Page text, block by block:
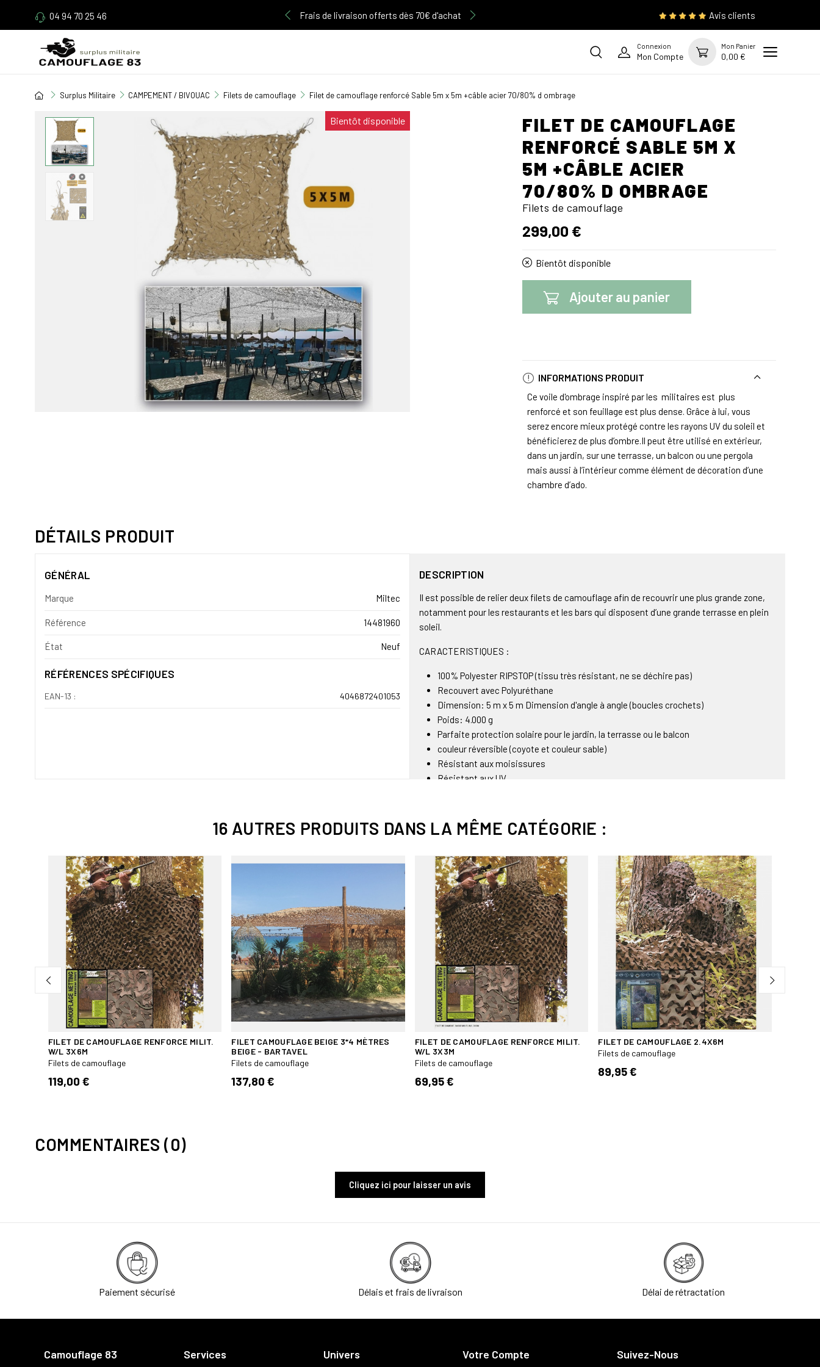
04 94 70 25 46 Découvrez notre gamme d'articles Multicam Avis clients
Connexion
Mon Compte
Mon Panier
0,00 €
Surplus Militaire CAMPEMENT / BIVOUAC Filets de camouflage Filet de camouflage renforcé Sable 5m x 5m +câble acier 70/80% d ombrage
Bientôt disponible
FILET DE CAMOUFLAGE
RENFORCÉ SABLE 5M X
5M +CÂBLE ACIER
70/80% D OMBRAGE
Filets de camouflage
299,00 €
Bientôt disponible
Ajouter au panier
INFORMATIONS PRODUIT
Ce voile d'ombrage inspiré par les militaires est plus
renforcé et son feuillage est plus dense. Grâce à lui, vous
serez encore mieux protégé contre les rayons UV du soleil et
bénéficierez de plus d’ombre.Il peut être utilisé en extérieur,
dans un jardin, sur une terrasse, un balcon ou une pergola
mais aussi à l’intérieur comme élément de décoration d’une
chambre d’ado.
DÉTAILS PRODUIT
GÉNÉRAL
Marque Miltec
Référence 14481960
État Neuf
RÉFÉRENCES SPÉCIFIQUES
EAN-13 : 4046872401053
DESCRIPTION
Il est possible de relier deux filets de camouflage afin de recouvrir une plus grande zone,
notamment pour les restaurants et les bars qui disposent d’une grande terrasse en plein
soleil.
CARACTERISTIQUES :
100% Polyester RIPSTOP (tissu très résistant, ne se déchire pas)
Recouvert avec Polyuréthane
Dimension: 5 m x 5 m Dimension d'angle à angle (boucles crochets)
Poids: 4.000 g
Parfaite protection solaire pour le jardin, la terrasse ou le balcon
couleur réversible (coyote et couleur sable)
Résistant aux moisissures
Résistant aux UV
chaleur.
Cadre en fil d´acier affiné avec 4 dragonnes pour un accrochage facile
FABRICATION VIETNAM
Il est conseillé de retirer les filets en hiver et par vent fort.
16 AUTRES PRODUITS DANS LA MÊME CATÉGORIE :
FILET DE CAMOUFLAGE RENFORCE MILIT.
W/L 3X6M
Filets de camouflage
119,00 €
FILET CAMOUFLAGE BEIGE 3*4 MÈTRES
BEIGE - BARTAVEL
Filets de camouflage
137,80 €
FILET DE CAMOUFLAGE RENFORCE MILIT.
W/L 3X3M
Filets de camouflage
69,95 €
FILET DE CAMOUFLAGE 2.4X6M
Filets de camouflage
89,95 €
COMMENTAIRES (0)
Cliquez ici pour laisser un avis
Paiement sécurisé Délais et frais de livraison Délai de rétractation
Camouflage 83 Services Univers Votre Compte Suivez-Nous